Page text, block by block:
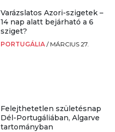
Varázslatos Azori-szigetek –
14 nap alatt bejárható a 6
sziget?
PORTUGÁLIA / MÁRCIUS 27.
Felejthetetlen születésnap
Dél-Portugáliában, Algarve
tartományban